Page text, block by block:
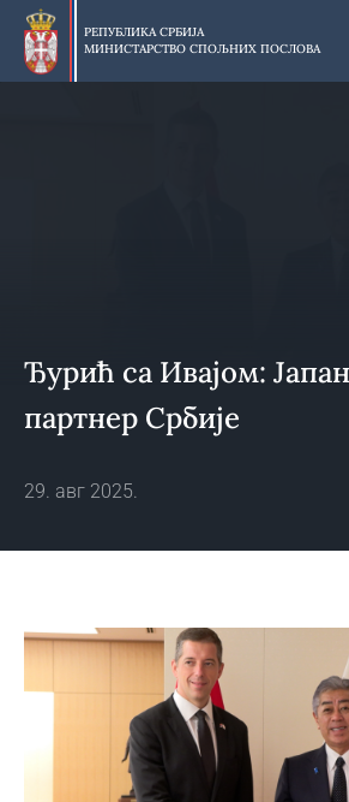
Прескочи
главни
део
РЕПУБЛИКА СРБИЈА
МИНИСТАРСТВО СПОЉНИХ ПОСЛОВА
Ђурић са Ивајом: Јапан
партнер Србије
29. авг 2025.